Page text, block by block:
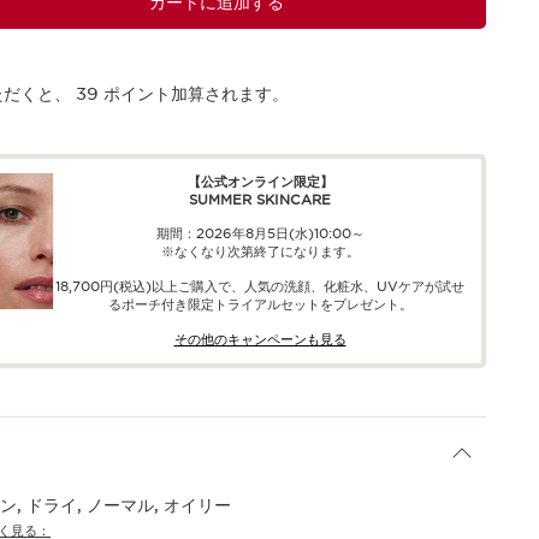
くと、 39 ポイント加算されます。
【公式オンライン限定】​​
SUMMER SKINCARE
期間：2026年8月5日(水)10:00～
※なくなり次第終了になります。
18,700円(税込)以上ご購入で、​人気の洗顔、化粧水、UVケアが試せ
る​ポーチ付き限定トライアルセットをプレゼント。​
その他のキャンペーンも見る​
, ドライ, ノーマル, オイリー
見る：